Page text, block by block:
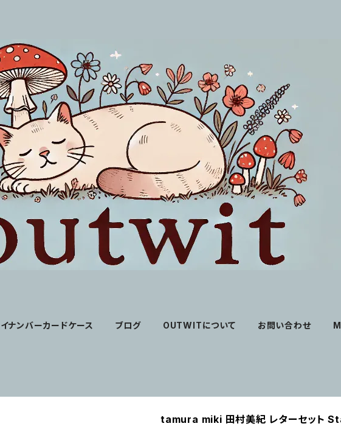
ナンバーカードケース ブログ OUTWITについて お問い合わせ
tamura miki 田村美紀 レターセット